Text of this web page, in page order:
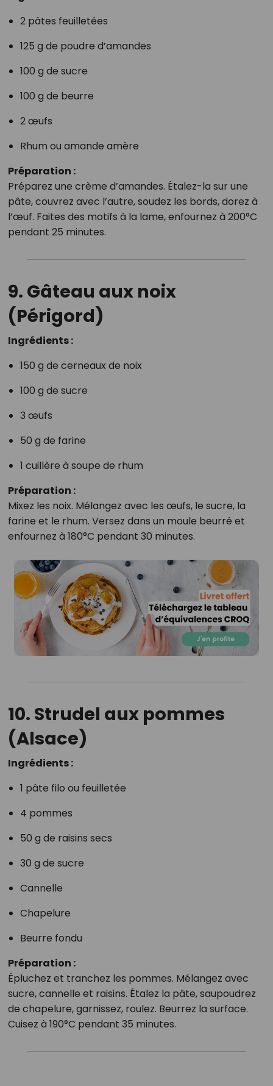
2 pâtes feuilletées
125 g de poudre d’amandes
100 g de sucre
100 g de beurre
2 œufs
Rhum ou amande amère
Préparation :
Préparez une crème d’amandes. Étalez-la sur une
pâte, couvrez avec l’autre, soudez les bords, dorez à
l’œuf. Faites des motifs à la lame, enfournez à 200°C
pendant 25 minutes.
9. Gâteau aux noix
(Périgord)
Ingrédients :
150 g de cerneaux de noix
100 g de sucre
3 œufs
50 g de farine
1 cuillère à soupe de rhum
Préparation :
Mixez les noix. Mélangez avec les œufs, le sucre, la
farine et le rhum. Versez dans un moule beurré et
enfournez à 180°C pendant 30 minutes.
10. Strudel aux pommes
(Alsace)
Ingrédients :
1 pâte filo ou feuilletée
4 pommes
50 g de raisins secs
30 g de sucre
Cannelle
Chapelure
Beurre fondu
Préparation :
Épluchez et tranchez les pommes. Mélangez avec
sucre, cannelle et raisins. Étalez la pâte, saupoudrez
de chapelure, garnissez, roulez. Beurrez la surface.
Cuisez à 190°C pendant 35 minutes.